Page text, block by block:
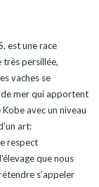
est une race
très persillée,
vaches se
mer qui apportent
avec un niveau
art:
respect
que nous
s’appeler